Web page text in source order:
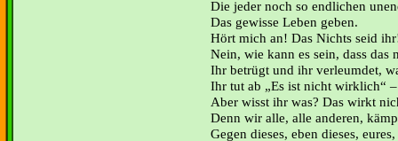
Die jeder noch so endlichen
Das gewisse Leben geben.
Hört mich an! Das Nichts seid
Nein, wie kann es sein, dass das
Ihr betrügt und ihr verleumdet,
Ihr tut ab „Es ist nicht wirklich“ –
Aber wisst ihr was? Das wirkt
Denn wir alle, alle anderen,
Gegen dieses, eben dieses,